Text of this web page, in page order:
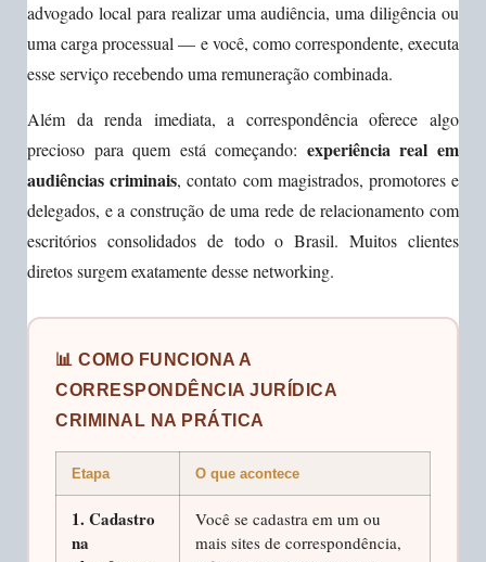
advogado local para realizar uma audiência, uma diligência ou
uma carga processual — e você, como correspondente, executa
esse serviço recebendo uma remuneração combinada.
Além da renda imediata, a correspondência oferece algo
precioso para quem está começando: experiência real em
audiências criminais, contato com magistrados, promotores e
delegados, e a construção de uma rede de relacionamento com
escritórios consolidados de todo o Brasil. Muitos clientes
diretos surgem exatamente desse networking.
📊 COMO FUNCIONA A
CORRESPONDÊNCIA JURÍDICA
CRIMINAL NA PRÁTICA
Etapa O que acontece
1. Cadastro
na
Você se cadastra em um ou
mais sites de correspondência,